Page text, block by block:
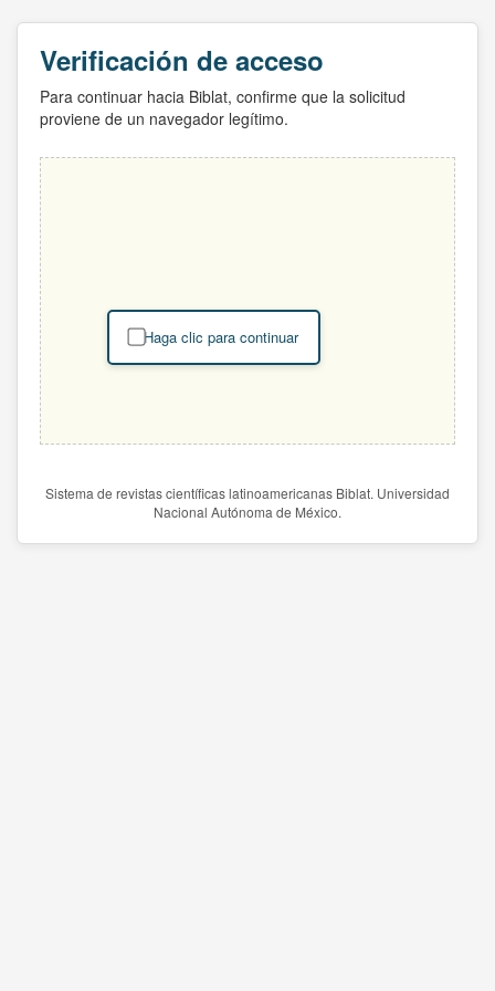
Verificación de acceso
Para continuar hacia Biblat, confirme que la solicitud
proviene de un navegador legítimo.
Haga clic para continuar
Sistema de revistas científicas latinoamericanas Biblat. Universidad
Nacional Autónoma de México.